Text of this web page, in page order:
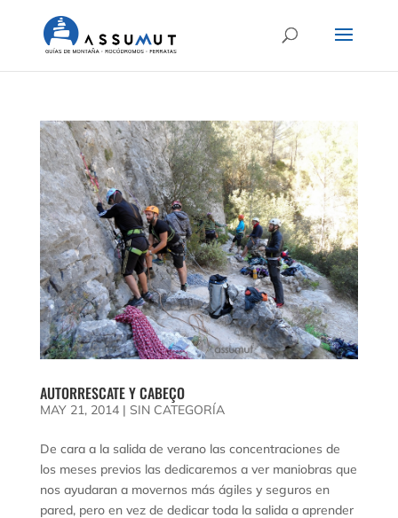
AUTORRESCATE Y CABEÇO
MAY 21, 2014| SIN CATEGORÍA
De cara a la salida de verano las concentraciones de
los meses previos las dedicaremos a ver maniobras que
nos ayudaran a movernos más ágiles y seguros en
pared, pero en vez de dedicar toda la salida a aprender